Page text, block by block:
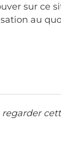
sur ce
au